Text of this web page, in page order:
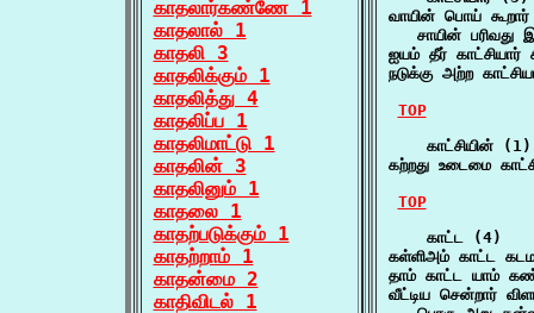
காதலார்கண்ணே 1
காதலால் 1
காதலி 3
காதலிக்கும் 1
காதலித்து 4
காதலிப்ப 1
காதலிமாட்டு 1
காதலின் 3
காதலினும் 1
காதலை 1
காதற்படுக்கும் 1
காதற்றாம் 1
காதன்மை 2
காதிவிடல் 1
வாயின் பொய் கூறார்
சாயின் பரிவது
ஐயம் தீர் காட்சியார்
நடுக்கு அற்ற
TOP
    காட்சியின் (1)
கற்றது உடைமை
TOP
    காட்ட (4)
கள்ளிஅம் காட்ட
தாம் காட்ட யாம்
வீட்டிய சென்றார்